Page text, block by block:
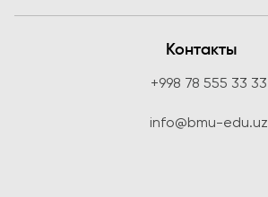
Контакты
+998 78 555 33 33
info@bmu-edu.uz